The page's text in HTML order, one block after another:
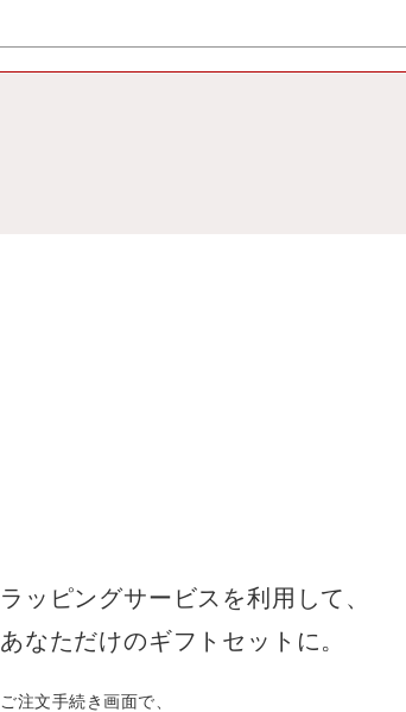
ラッピングサービスを利用して、
あなただけのギフトセットに。
ご注文手続き画面で、